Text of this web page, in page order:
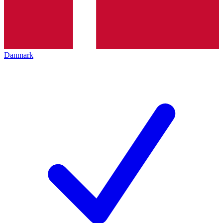
Danmark